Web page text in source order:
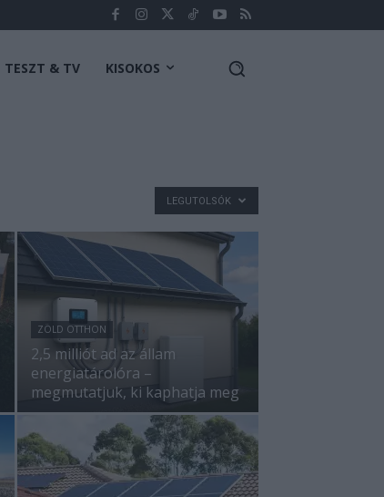
TESZT & TV KISOKOS
LEGUTOLSÓK
ZÖLD OTTHON
2,5 milliót ad az állam
energiatárolóra –
megmutatjuk, ki kaphatja meg